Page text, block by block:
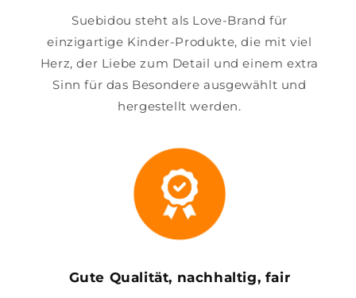
Suebidou steht als Love-Brand für
einzigartige Kinder-Produkte, die mit viel
Herz, der Liebe zum Detail und einem extra
Sinn für das Besondere ausgewählt und
hergestellt werden.
Gute Qualität, nachhaltig, fair